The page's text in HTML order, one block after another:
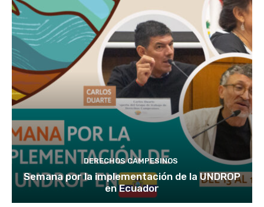
DERECHOS CAMPESINOS
Semana por la implementación de la UNDROP
en Ecuador